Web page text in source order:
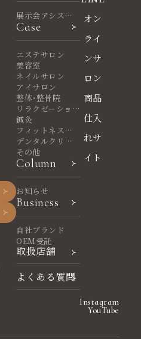
展示会アシスタ
ント
Case
エステサロン
美容室
ネイルサロン
アイサロン
整体・整骨院
リラクゼーショ
ンサロン
鍼灸
フィットネスヨ
ガ
デンタルクリニ
ック
その他
Column
お知らせ
Business
自社ブランド
OEM受託
取扱店舗
よくある質問
オン
ライ
ンサ
ロン
商品
仕入
れサ
イト
Instagram
YouTube